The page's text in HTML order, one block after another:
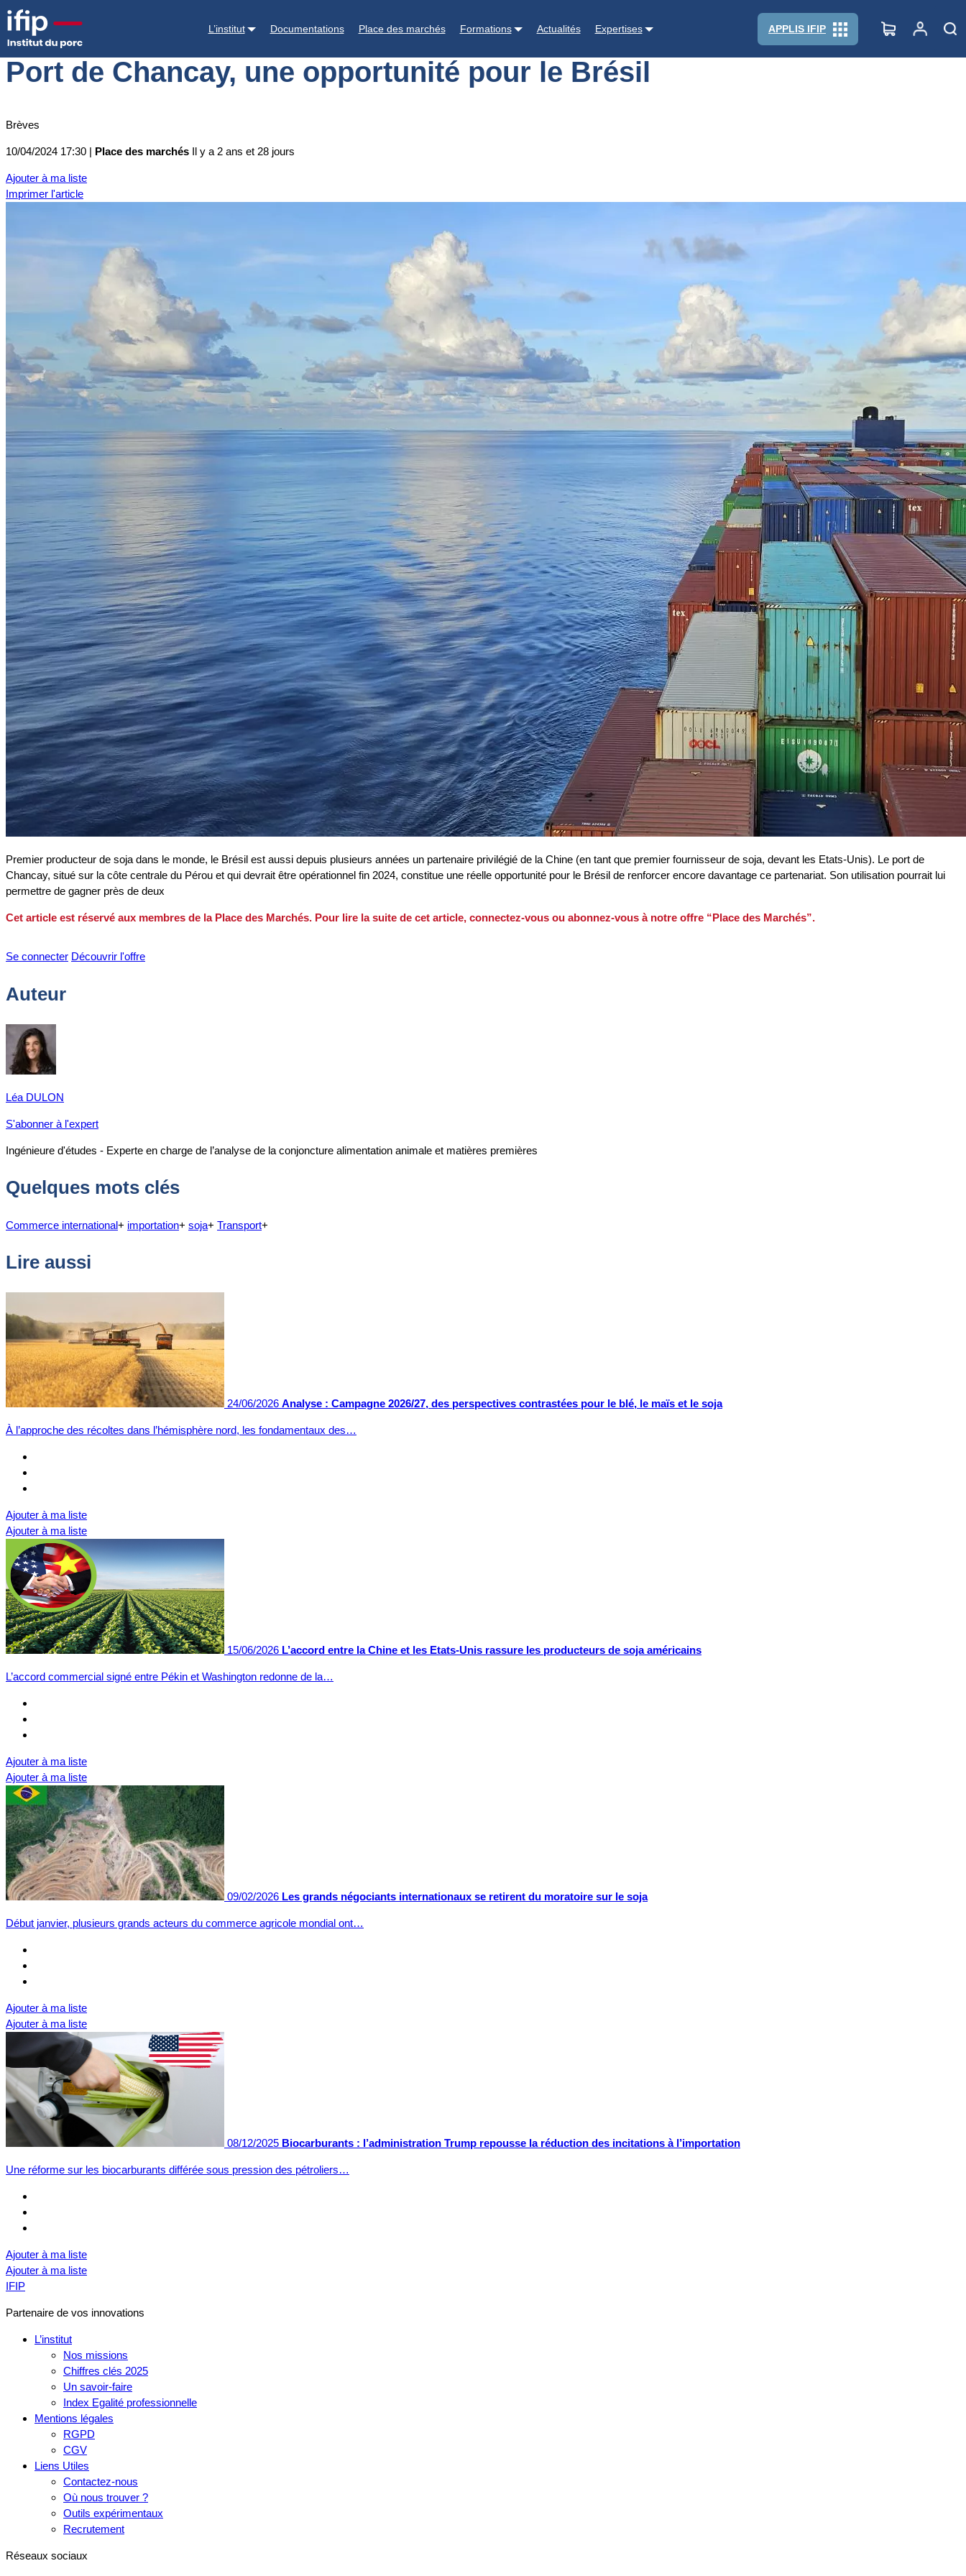
L’institut Documentations Place des marchés Formations Actualités Expertises APPLIS IFIP
Accueil Place des marchés
Port de Chancay, une opportunité pour le Brésil
Brèves
10/04/2024 17:30 | Place des marchés Il y a 2 ans et 28 jours
Ajouter à ma liste
Imprimer l'article
Premier producteur de soja dans le monde, le Brésil est aussi depuis plusieurs années un partenaire privilégié de la Chine (en tant que premier fournisseur de soja, devant les Etats-Unis). Le port de
Chancay, situé sur la côte centrale du Pérou et qui devrait être opérationnel fin 2024, constitue une réelle opportunité pour le Brésil de renforcer encore davantage ce partenariat. Son utilisation pourrait lui
permettre de gagner près de deux
Cet article est réservé aux membres de la Place des Marchés. Pour lire la suite de cet article, connectez-vous ou abonnez-vous à notre offre “Place des Marchés”.
Se connecter Découvrir l'offre
Auteur
Léa DULON
S'abonner à l'expert
Ingénieure d'études - Experte en charge de l’analyse de la conjoncture alimentation animale et matières premières
Quelques mots clés
Commerce international+ importation+ soja+ Transport+
Lire aussi
24/06/2026 Analyse : Campagne 2026/27, des perspectives contrastées pour le blé, le maïs et le soja
À l’approche des récoltes dans l’hémisphère nord, les fondamentaux des…
Ajouter à ma liste
Ajouter à ma liste
15/06/2026 L’accord entre la Chine et les Etats-Unis rassure les producteurs de soja américains
L’accord commercial signé entre Pékin et Washington redonne de la…
Ajouter à ma liste
Ajouter à ma liste
09/02/2026 Les grands négociants internationaux se retirent du moratoire sur le soja
Début janvier, plusieurs grands acteurs du commerce agricole mondial ont…
Ajouter à ma liste
Ajouter à ma liste
08/12/2025 Biocarburants : l’administration Trump repousse la réduction des incitations à l’importation
Une réforme sur les biocarburants différée sous pression des pétroliers…
Ajouter à ma liste
Ajouter à ma liste
IFIP
Partenaire de vos innovations
L’institut
Nos missions
Chiffres clés 2025
Un savoir-faire
Index Egalité professionnelle
Mentions légales
RGPD
CGV
Liens Utiles
Contactez-nous
Où nous trouver ?
Outils expérimentaux
Recrutement
Réseaux sociaux